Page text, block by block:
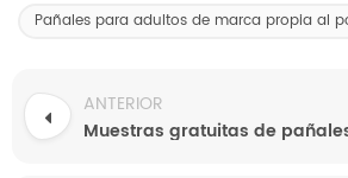
Pañales para adultos de marca propia al
ANTERIOR